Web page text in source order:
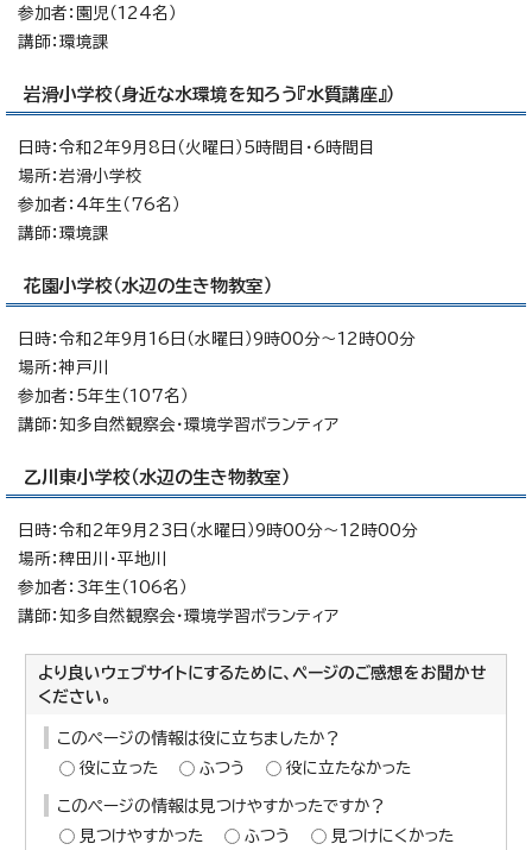
参加者：園児（124名）
講師：環境課
岩滑小学校（身近な水環境を知ろう『水質講座』）
日時：令和2年9月8日（火曜日）5時間目・6時間目
場所：岩滑小学校
参加者：4年生（76名）
講師：環境課
花園小学校（水辺の生き物教室）
日時：令和2年9月16日（水曜日）9時00分～12時00分
場所：神戸川
参加者：5年生（107名）
講師：知多自然観察会・環境学習ボランティア
乙川東小学校（水辺の生き物教室）
日時：令和2年9月23日（水曜日）9時00分～12時00分
場所：稗田川・平地川
参加者：3年生（106名）
講師：知多自然観察会・環境学習ボランティア
より良いウェブサイトにするために、ページのご感想をお聞かせ
ください。
このページの情報は役に立ちましたか？
役に立った
ふつう 役に立たなかった
このページの情報は見つけやすかったですか？
見つけやすかった
ふつう 見つけにくかった